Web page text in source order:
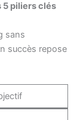
5 piliers clés
sans
succès repose